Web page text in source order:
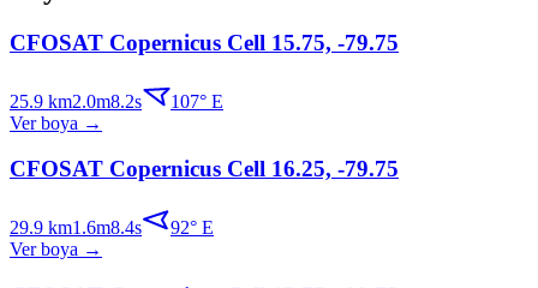
CFOSAT Copernicus Cell 15.75, -79.75
25.9 km2.0m8.2s 107° E
Ver boya →
CFOSAT Copernicus Cell 16.25, -79.75
29.9 km1.6m8.4s 92° E
Ver boya →